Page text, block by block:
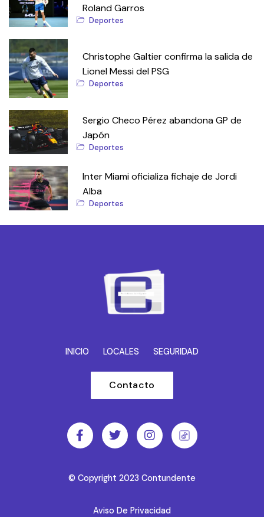
Roland Garros
Deportes
Christophe Galtier confirma la salida de
Lionel Messi del PSG
Deportes
Sergio Checo Pérez abandona GP de
Japón
Deportes
Inter Miami oficializa fichaje de Jordi
Alba
Deportes
INICIO LOCALES SEGURIDAD
Contacto
© Copyright 2023 Contundente
Aviso De Privacidad